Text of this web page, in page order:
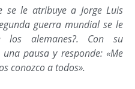
se le atribuye a Jorge Luis
guerra mundial se le
los alemanes?. Con su
pausa y responde: «Me
conozco a todos».